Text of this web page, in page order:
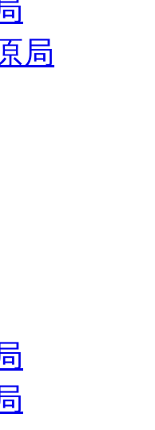
局